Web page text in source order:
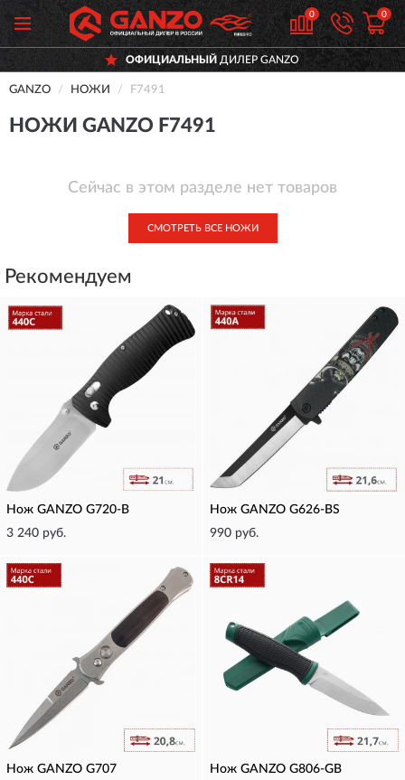
0 0
ОФИЦИАЛЬНЫЙ ДИЛЕР GANZO
GANZO НОЖИ F7491
НОЖИ GANZO F7491
Сейчас в этом разделе нет товаров
СМОТРЕТЬ ВСЕ НОЖИ
Рекомендуем
Нож GANZO G720-B
3 240 руб.
Нож GANZO G626-BS
990 руб.
Нож GANZO G707
Нож GANZO G806-GB